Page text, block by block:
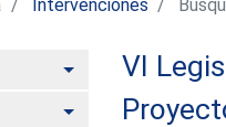
Intervenciones
Alternar
Alternar
VI